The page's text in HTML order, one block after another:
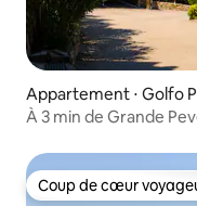
Appartement ⋅ Golfo
À 3 min de Grande
Coup de cœur
Coup de cœur